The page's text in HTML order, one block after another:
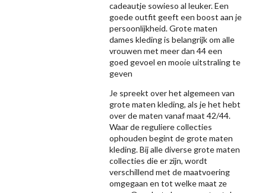
cadeautje sowieso al leuker. Een
goede outfit geeft een boost aan je
persoonlijkheid. Grote maten
dames kleding is belangrijk om alle
vrouwen met meer dan 44 een
goed gevoel en mooie uitstraling te
geven
Je spreekt over het algemeen van
grote maten kleding, als je het hebt
over de maten vanaf maat 42/44.
Waar de reguliere collecties
ophouden begint de grote maten
kleding. Bij alle diverse grote maten
collecties die er zijn, wordt
verschillend met de maatvoering
omgegaan en tot welke maat ze